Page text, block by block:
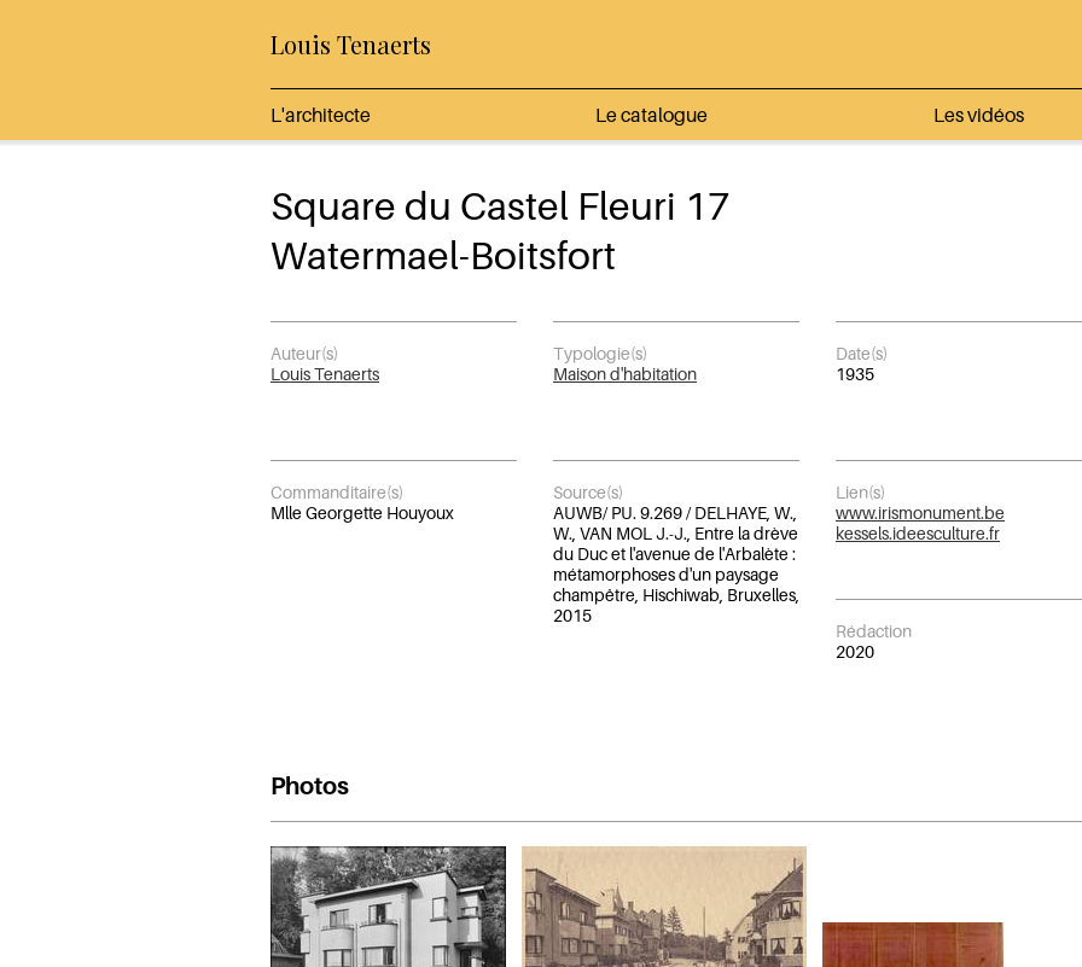
Louis Tenaerts
L'architecte Le catalogue Les vidéos
Square du Castel Fleuri 17
Watermael-Boitsfort
Auteur(s)
Louis Tenaerts
Typologie(s)
Maison d'habitation
Date(s)
1935
Commanditaire(s)
Mlle Georgette Houyoux
Source(s)
AUWB/ PU. 9.269 / DELHAYE, W.,
W., VAN MOL J.-J., Entre la drève
du Duc et l'avenue de l'Arbalète :
métamorphoses d'un paysage
champêtre, Hischiwab, Bruxelles,
2015
Lien(s)
www.irismonument.be
kessels.ideesculture.fr
Rédaction
2020
Photos